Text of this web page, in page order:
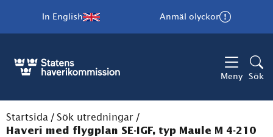
In English Anmäl olyckor
Meny Sök
Startsida / Sök utredningar /
Haveri med flygplan SE-IGF, typ Maule M 4-210